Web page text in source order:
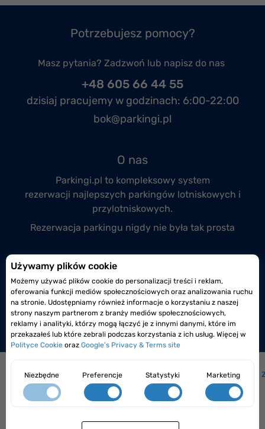
Używamy plików cookie
Możemy używać plików cookie do personalizacji treści i reklam,
oferowania funkcji mediów społecznościowych oraz analizowania ruchu
na stronie. Udostępniamy również informacje o korzystaniu z naszej
strony naszym partnerom z branży mediów społecznościowych,
reklamy i analityki, którzy mogą łączyć je z innymi danymi, które im
przekazałeś lub które zebrali podczas korzystania z ich usług. Więcej w
Polityce Cookie oraz Google's Privacy & Terms site
Niezbędne Preferencje Statystyki Marketing
Potrzebujesz pomocy?
Masz pytania? Zadzwoń lub napisz do nas
+48 605 66 44 55
dzisiaj pracujemy w godzinach: 6:00-22:00
bok@parkingi.pl
O nas
Parkingi.pl to kompleksowy system
rezerwacji najlepszych parkingów lotniskowych i
przylotniskowych.
Rezerwacja parkingu nigdy nie była tak prosta
Przyłącz się do nas
Prowadzisz monitorowany i całodobowy parking
lotniskowy lub przylotniskowy?
Dołącz do nas już dzisiaj!
Jak to działa? | Jak dojechać na lotnisko? | Często